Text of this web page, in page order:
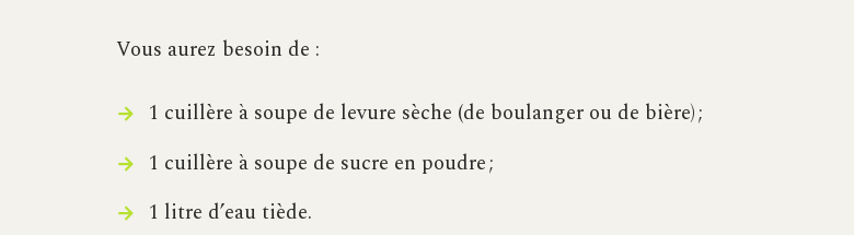
Vous aurez besoin de :
1 cuillère à soupe de levure sèche (de boulanger ou de bière) ;
1 cuillère à soupe de sucre en poudre ;
1 litre d’eau tiède.